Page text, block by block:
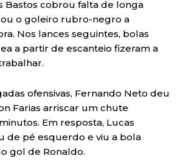
Bastos cobrou falta de longa
o goleiro rubro-negro a
Nos lances seguintes, bolas
a partir de escanteio fizeram a
ofensivas, Fernando Neto deu
Farias arriscar um chute
Em resposta, Lucas
de pé esquerdo e viu a bola
gol de Ronaldo.